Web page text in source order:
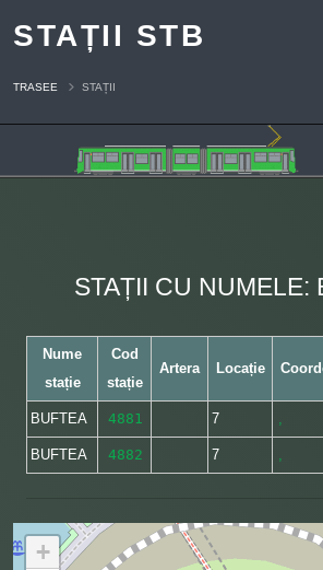
STAȚII STB
TRASEE STAȚII
STAȚII CU NUMELE:
Nume
stație
Cod
stație
Artera Locație
BUFTEA 4881 7 ,
BUFTEA 4882 7 ,
+